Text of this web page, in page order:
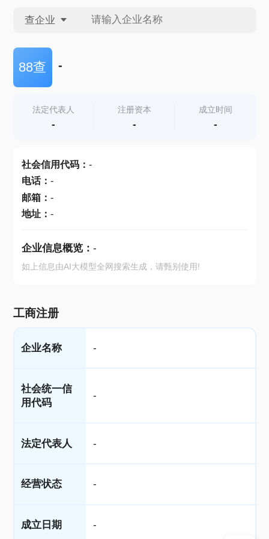
查企业
查企业
查产地
88查 -
法定代表人
-
注册资本
-
成立时间
-
社会信用代码： -
电话： -
邮箱： -
地址： -
企业信息概览： -
如上信息由AI大模型全网搜索生成，请甄别使用!
工商注册
企业名称 -
社会统一信
用代码
-
法定代表人 -
经营状态 -
成立日期 -